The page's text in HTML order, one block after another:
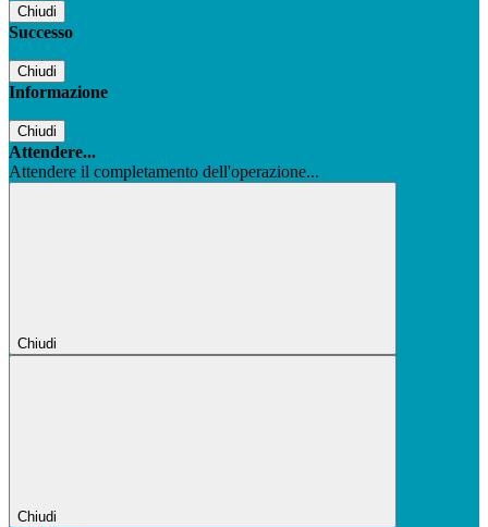
Chiudi
Successo
Chiudi
Informazione
Chiudi
Attendere...
Attendere il completamento dell'operazione...
Chiudi
Chiudi